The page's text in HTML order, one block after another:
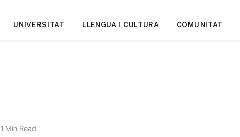
UNIVERSITAT LLENGUA I CULTURA COMUNITAT
1 Min Read